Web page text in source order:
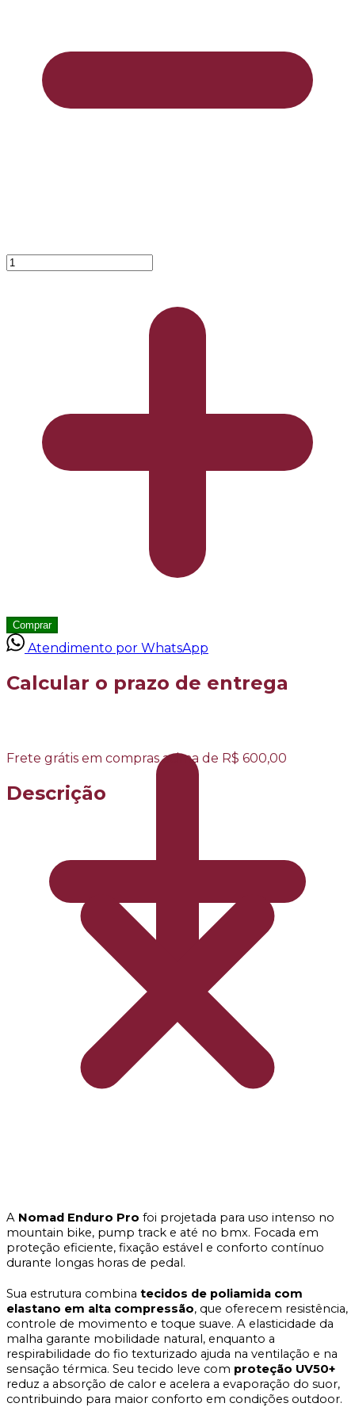
Comprar
Atendimento por WhatsApp
Calcular o prazo de entrega
Frete grátis em compras acima de R$ 600,00
Descrição
A Nomad Enduro Pro foi projetada para uso intenso no
mountain bike, pump track e até no bmx. Focada em
proteção eficiente, fixação estável e conforto contínuo
durante longas horas de pedal.
Sua estrutura combina tecidos de poliamida com
elastano em alta compressão, que oferecem resistência,
controle de movimento e toque suave. A elasticidade da
malha garante mobilidade natural, enquanto a
respirabilidade do fio texturizado ajuda na ventilação e na
sensação térmica. Seu tecido leve com proteção UV50+
reduz a absorção de calor e acelera a evaporação do suor,
contribuindo para maior conforto em condições outdoor.